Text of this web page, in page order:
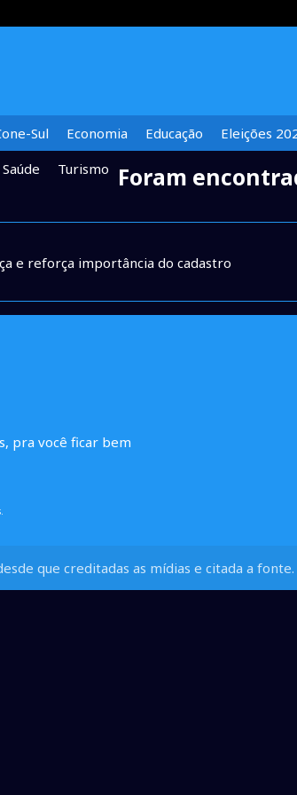
Sul Economia Educação Eleições
Saúde Turismo
Foram
e reforça importância do cadastro
pra você ficar bem
que creditadas as mídias e citada a fonte.